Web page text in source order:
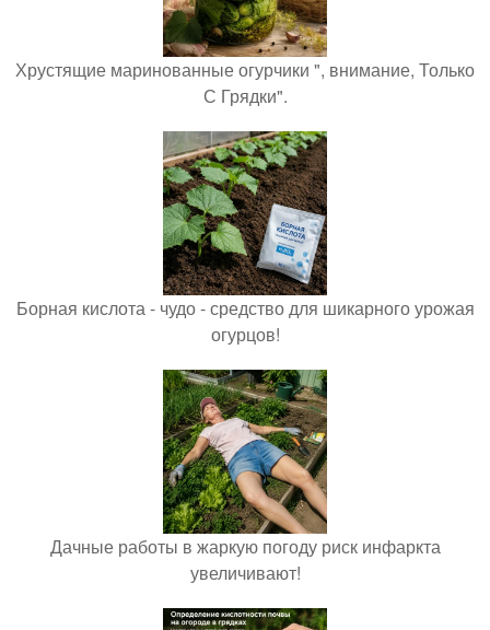
Хрустящие маринованные огурчики ", внимание, Только
С Грядки".
Борная кислота - чудо - средство для шикарного урожая
огурцов!
Дачные работы в жаркую погоду риск инфаркта
увеличивают!